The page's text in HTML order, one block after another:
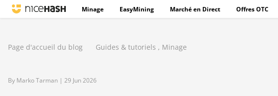
Minage EasyMining Marché en Direct Offres OTC
Page d'accueil du blog Guides & tutoriels , Minage
By Marko Tarman | 29 Jun 2026